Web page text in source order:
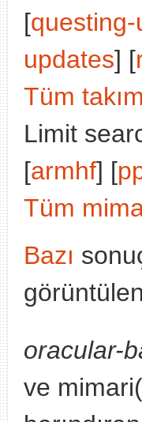
[
updates] [
Tüm
Limit
[armhf] [
Tüm
Bazı
oracular-
ve